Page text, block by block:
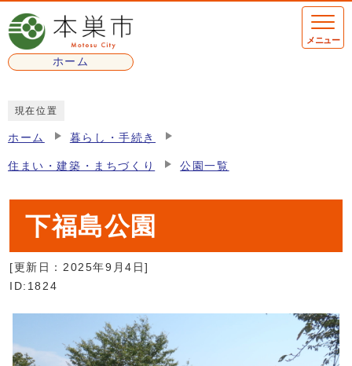
ページの先頭です
ホーム
メニュー
現在位置
ホーム 暮らし・手続き
住まい・建築・まちづくり 公園一覧
下福島公園
[更新日： 2025年9月4日]
ID:1824